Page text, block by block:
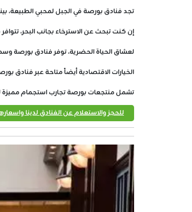
تجد فنادق بورصة في الجبل لمحبي الطبيعة، بينما توفر
إن كنت تبحث عن الاسترخاء بجانب البحر،
لعشاق الحياة الحضرية، توفر فنادق بورصة
الخيارات الاقتصادية أيضاً متاحة عبر فنادق
تشمل منتجعات بورصة تجارب استجمام مميزة
للحجز والاستعلام عن الفنادق لدينا